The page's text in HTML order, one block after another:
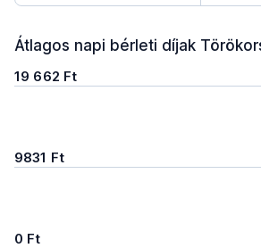
Átlagos napi bérleti díjak
19 662 Ft
9831 Ft
0 Ft